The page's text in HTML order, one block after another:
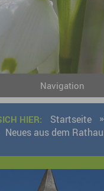
Navigation
HIER: Startseite
Neues aus dem
gefunden